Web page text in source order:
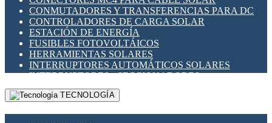
CONMUTADORES Y TRANSFERENCIAS PARA DC
CONTROLADORES DE CARGA SOLAR
ESTACIÓN DE ENERGÍA
FUSIBLES FOTOVOLTÁICOS
HERRAMIENTAS SOLARES
INTERRUPTORES AUTOMÁTICOS SOLARES
INTERRUPTORES - SECCIONADORES
FOTOVOLTÁICOS
MONTAJE PANEL SOLAR
TECNOLOGÍA